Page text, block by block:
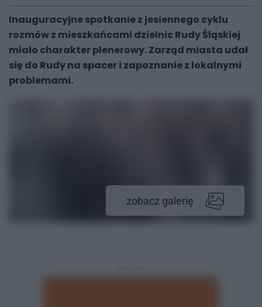
Inauguracyjne spotkanie z jesiennego cyklu
rozmów z mieszkańcami dzielnic Rudy Śląskiej
miało charakter plenerowy. Zarząd miasta udał
się do Rudy na spacer i zapoznanie z lokalnymi
problemami.
zobacz galerię